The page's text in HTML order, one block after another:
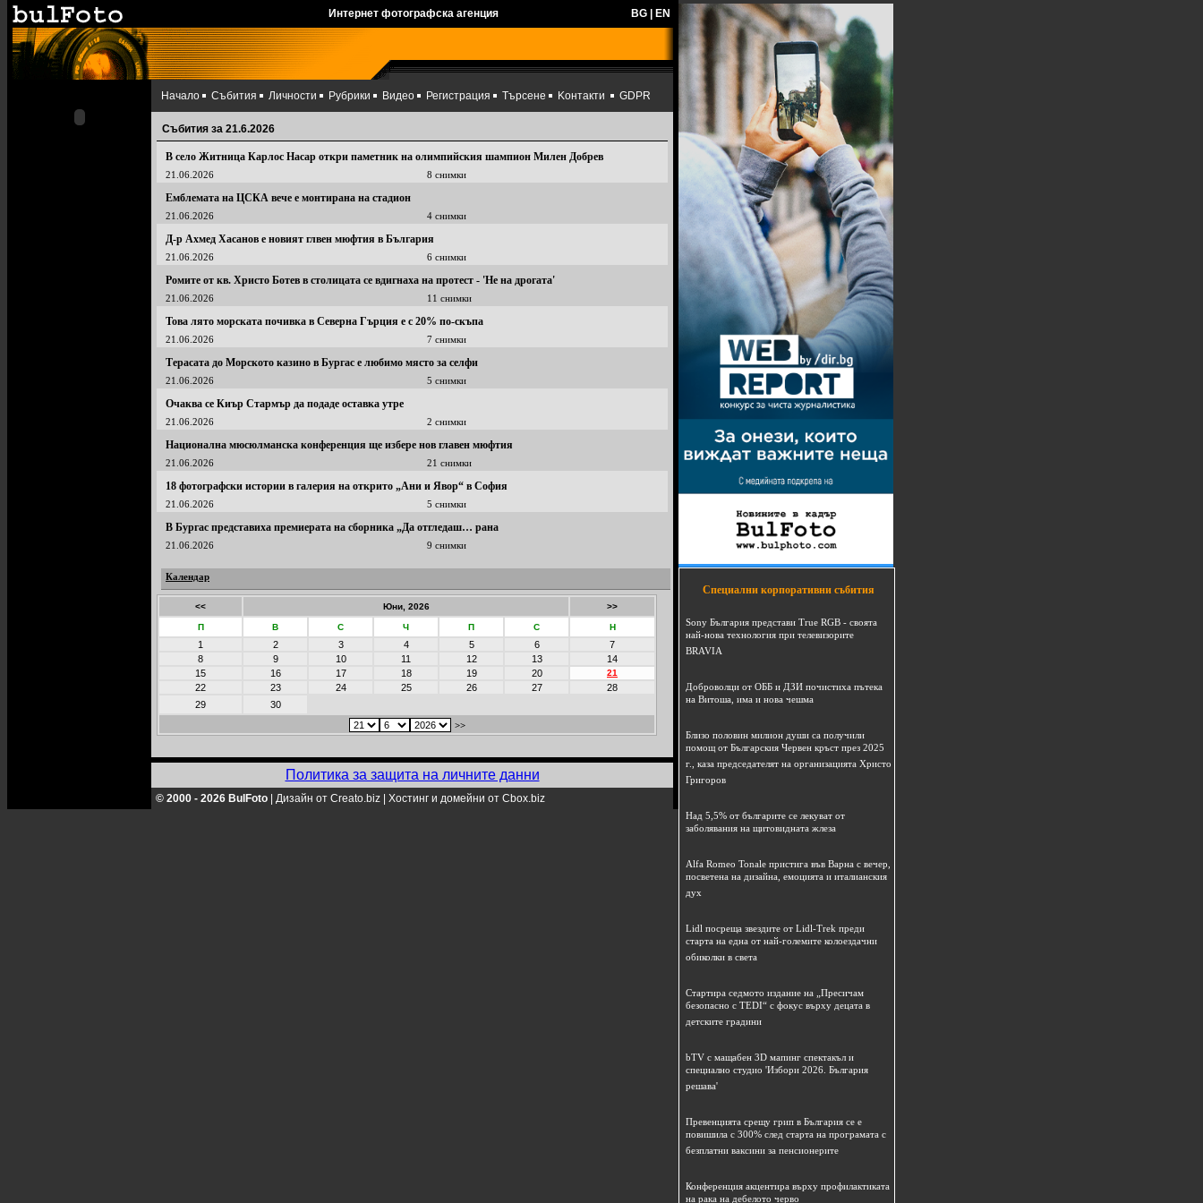
Интернет фотографска агенция BG EN
Начало Събития Личности Рубрики Видео Регистрация Търсене Kонтакти GDPR
Събития за 21.6.2026
В село Житница Карлос Насар откри паметник на олимпийския шампион Милен Добрев
21.06.2026 8 снимки
Емблемата на ЦСКА вече е монтирана на стадион
21.06.2026 4 снимки
Д-р Ахмед Хасанов е новият глвен мюфтия в България
21.06.2026 6 снимки
Ромите от кв. Христо Ботев в столицата се вдигнаха на протест - 'Не на дрогата'
21.06.2026 11 снимки
Това лято морската почивка в Северна Гърция е с 20% по-скъпа
21.06.2026 7 снимки
Терасата до Морското казино в Бургас е любимо място за селфи
21.06.2026 5 снимки
Очаква се Киър Стармър да подаде оставка утре
21.06.2026 2 снимки
Национална мюсюлманска конференция ще избере нов главен мюфтия
21.06.2026 21 снимки
18 фотографски истории в галерия на открито „Ани и Явор“ в София
21.06.2026 5 снимки
В Бургас представиха премиерата на сборника „Да отгледаш… рана
21.06.2026 9 снимки
Календар
<< Юни, 2026 >>
П В С Ч П С Н
1 2 3 4 5 6
7
8
9 10 11 12 13
14
15
16 17 18 19 20 21
22 23 24 25 26 27
28
29
30
>>
Политика за защита на личните данни
© 2000 - 2026 BulFoto Дизайн от Creato.biz Хостинг и домейни от Cbox.biz
Специални корпоративни събития
Sony България представи True RGB - своята
най-нова технология при телевизорите
BRAVIA
Доброволци от ОББ и ДЗИ почистиха пътека
на Витоша, има и нова чешма
Близо половин милион души са получили
помощ от Българския Червен кръст през 2025
г., каза председателят на организацията Христо
Григоров
Над 5,5% от българите се лекуват от
заболявания на щитовидната жлеза
Alfa Romeo Tonale пристига във Варна с вечер,
посветена на дизайна, емоцията и италианския
дух
Lidl посреща звездите от Lidl-Trek преди
старта на една от най-големите колоездачни
обиколки в света
Стартира седмото издание на „Пресичам
безопасно с TEDI“ с фокус върху децата в
детските градини
bTV с мащабен 3D мапинг спектакъл и
специално студио 'Избори 2026. България
решава'
Превенцията срещу грип в България се е
повишила с 300% след старта на програмата с
безплатни ваксини за пенсионерите
Конференция акцентира върху профилактиката